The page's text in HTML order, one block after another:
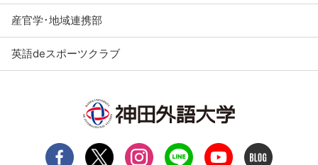
産官学･地域連携部
英語deスポーツクラブ